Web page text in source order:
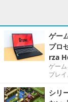
ゲー
プロ
rza
ゲー
プレ
シリ